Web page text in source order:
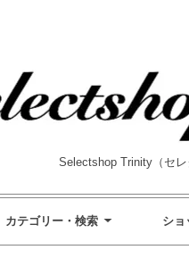
Selectshop Trinity（セレ
カテゴリー・検索 ショ